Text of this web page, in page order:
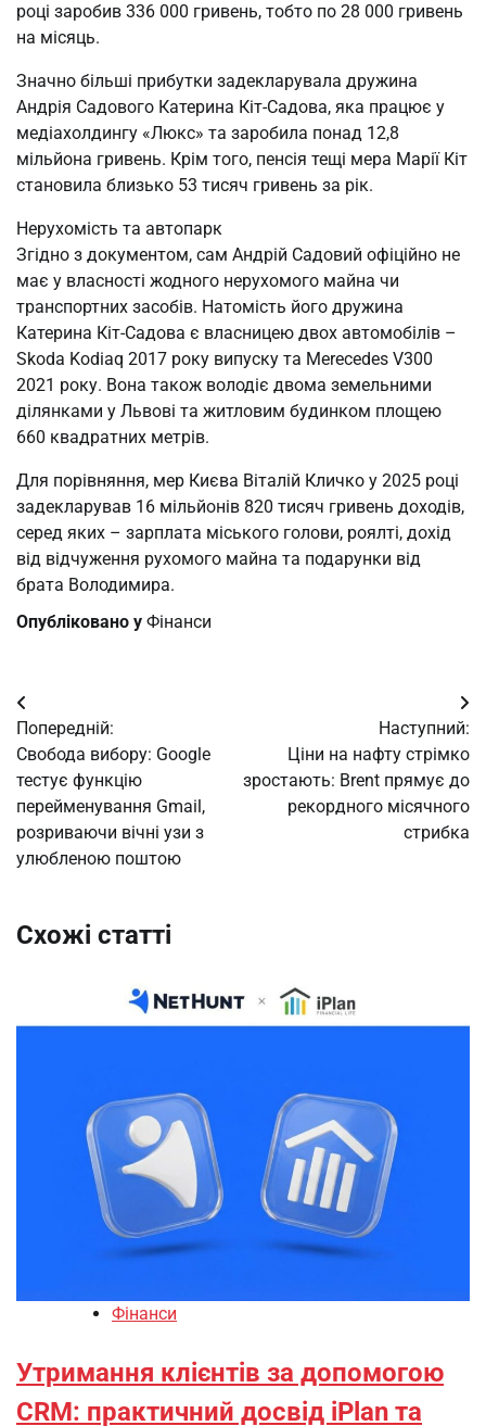
році заробив 336 000 гривень, тобто по 28 000 гривень
на місяць.
Значно більші прибутки задекларувала дружина
Андрія Садового Катерина Кіт-Садова, яка працює у
медіахолдингу «Люкс» та заробила понад 12,8
мільйона гривень. Крім того, пенсія тещі мера Марії Кіт
становила близько 53 тисяч гривень за рік.
Нерухомість та автопарк
Згідно з документом, сам Андрій Садовий офіційно не
має у власності жодного нерухомого майна чи
транспортних засобів. Натомість його дружина
Катерина Кіт-Садова є власницею двох автомобілів –
Skoda Kodiaq 2017 року випуску та Merecedes V300
2021 року. Вона також володіє двома земельними
ділянками у Львові та житловим будинком площею
660 квадратних метрів.
Для порівняння, мер Києва Віталій Кличко у 2025 році
задекларував 16 мільйонів 820 тисяч гривень доходів,
серед яких – зарплата міського голови, роялті, дохід
від відчуження рухомого майна та подарунки від
брата Володимира.
Опубліковано у Фінанси
Навігація
записів
Попередній:
Свобода вибору: Google
тестує функцію
перейменування Gmail,
розриваючи вічні узи з
улюбленою поштою
Наступний:
Ціни на нафту стрімко
зростають: Brent прямує до
рекордного місячного
стрибка
Схожі статті
Фінанси
Утримання клієнтів за допомогою
CRM: практичний досвід iPlan та